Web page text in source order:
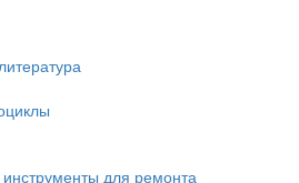
для ремонта